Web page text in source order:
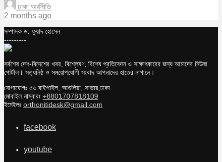
ঢাকা অর্থনীতি
2 months ago
সম্পাদক ড. ফুয়াদ হোসেন
---------
সর্বশেষ দেশ-বিদেশের খবর, বিশ্লেষণ, বিশেষ প্রতিবেদন ও সাক্ষাৎকারের জন্য আমাদের নিউজ
পোর্টাল। সত্যনিষ্ঠ ও সময়োপযোগী সংবাদ আপনাদের হাতের নাগালে।
যোগাযোগঃ ৫৩ বাইপাইল, আশুলিয়া, সাভার,ঢাকা
মোবাইল নাম্বারঃ +8801707818109
ইমেইলঃ orthonitidesk@gmail.com
facebook
youtube